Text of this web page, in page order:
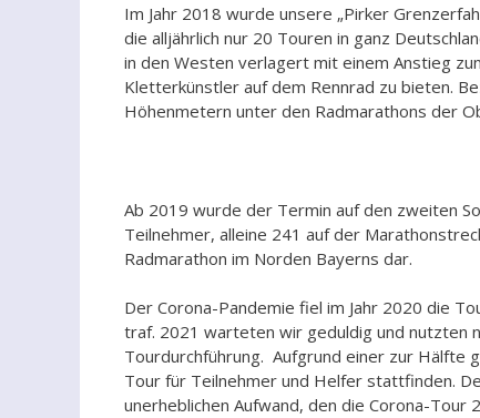
Im Jahr 2018 wurde unsere „Pirker
die alljährlich nur 20 Touren in ganz
in den Westen verlagert mit einem Anstieg
Kletterkünstler auf dem Rennrad zu bieten.
Höhenmetern unter den Radmarathons der
Ab 2019 wurde der Termin auf den zweiten
Teilnehmer, alleine 241 auf der
Radmarathon im Norden Bayerns dar.
Der Corona-Pandemie fiel im Jahr 2020 die
traf. 2021 warteten wir geduldig und nutzten
Tourdurchführung. Aufgrund einer zur Hälfte
Tour für Teilnehmer und Helfer stattfinden.
unerheblichen Aufwand, den die Corona-